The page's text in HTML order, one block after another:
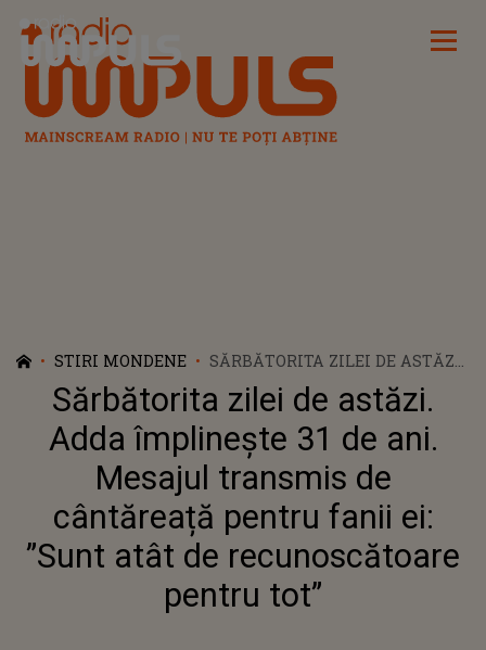
Radio Impuls
STIRI MONDENE
SĂRBĂTORITA ZILEI DE ASTĂZI.
ADDA ÎMPLINEȘTE 31 DE ANI.
MESAJUL TRANSMIS DE
CÂNTĂREAȚĂ PENTRU FANII EI:
”SUNT ATÂT DE
RECUNOSCĂTOARE PENTRU
Sărbătorita zilei de astăzi.
Adda împlinește 31 de ani.
Mesajul transmis de
cântăreață pentru fanii ei:
”Sunt atât de recunoscătoare
pentru tot”